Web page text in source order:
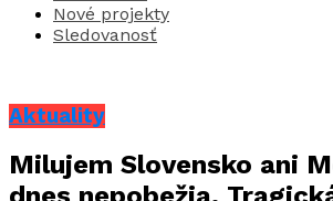
Nové projekty
Sledovanosť
Aktuality
Milujem Slovensko ani